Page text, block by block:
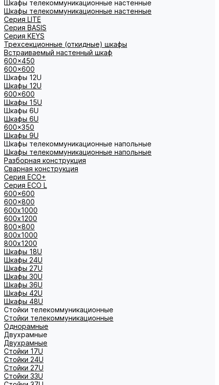
Шкафы телекоммуникационные настенные
Шкафы телекоммуникационные настенные
Cерия LITE
Cерия BASIS
Cерия KEYS
Трехсекционные (откидные) шкафы
Встраиваемый настенный шкаф
600x450
600x600
Шкафы 12U
Шкафы 12U
600x600
Шкафы 15U
Шкафы 6U
Шкафы 6U
600x350
Шкафы 9U
Шкафы телекоммуникационные напольные
Шкафы телекоммуникационные напольные
Разборная конструкция
Сварная конструкция
Серия ECO+
Серия ECO L
600x600
600x800
600х1000
600х1200
800x800
800х1000
800х1200
Шкафы 18U
Шкафы 24U
Шкафы 27U
Шкафы 30U
Шкафы 36U
Шкафы 42U
Шкафы 48U
Стойки телекоммуникационные
Стойки телекоммуникационные
Однорамные
Двухрамные
Двухрамные
Стойки 17U
Стойки 24U
Стойки 27U
Стойки 33U